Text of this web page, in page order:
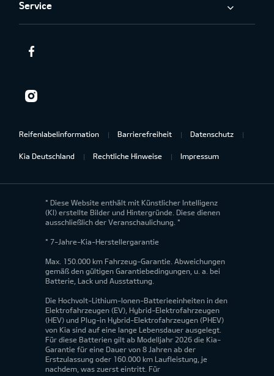
Service
Reifenlabelinformation Barrierefreiheit Datenschutz
Kia Deutschland Rechtliche Hinweise Impressum
* Diese Website enthält mit Künstlicher Intelligenz
(KI) erstellte Bilder und Hintergründe. Diese dienen
ausschließlich der Veranschaulichung. *
* 7-Jahre-Kia-Herstellergarantie
Max. 150.000 km Fahrzeug-Garantie. Abweichungen
gemäß den gültigen Garantiebedingungen, u. a. bei
Batterie, Lack und Ausstattung.
Die Hochvolt-Lithium-Ionen-Batterieeinheiten in den
Elektrofahrzeugen (EV), Hybrid-Elektrofahrzeugen
(HEV) und Plug-in Hybrid-Elektrofahrzeugen (PHEV)
von Kia sind auf eine lange Lebensdauer ausgelegt.
Für diese Batterien gilt ab Modelljahr 2026 die Kia-
Garantie für eine Dauer von 8 Jahren ab der
Erstzulassung oder 160.000 km Laufleistung, je
nachdem, was zuerst eintritt. Für